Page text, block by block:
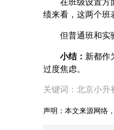
绩来看，这两个班
但普通班和实
小结： 新都作
过度焦虑。
关键词： 北京小升
声明：本文来源网络